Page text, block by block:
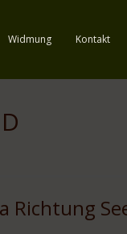
Widmung Kontakt
Richtung